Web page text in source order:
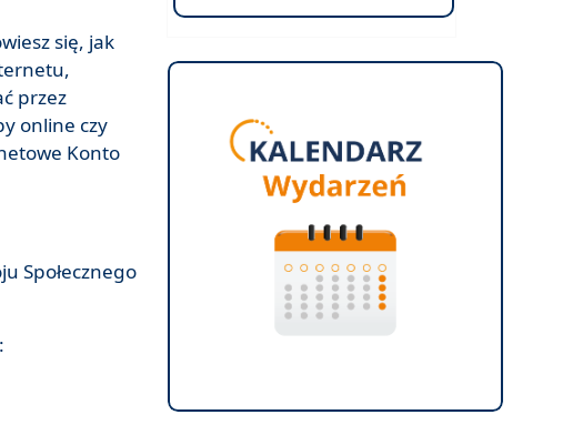
się, jak
przez
online czy
Konto
Społecznego